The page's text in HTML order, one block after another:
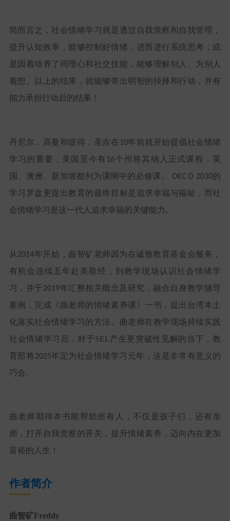
简而言之，社会情绪学习就是透过自我觉察和自我管理，
提升认知效率，能够控制好情绪，进而进行系统思考；或
是因着培养了同理心和社交技能，能够理解别人、为别人
着想。以上的结果，就能够带出明智的抉择和行动，并有
能力承担行动后的结果！
丹尼尔．高曼和彼得．圣吉在 10年前就开始提倡社会情绪
学习的重要，美国至今有 16个州将其纳入正式课程，英
国、澳洲、新加坡都列为课纲中的必修课。
OEC D 2030的
学习罗盘更提出教育的最终目标是追求幸福与福祉，而社
会情绪学习是这一代人追求幸福的关键能力。
从 2014年开始，曲智矿老师因为在诚致教育基金会服务，
有机会连续五年赴美取经，到教学现场认识社会情绪学
习，并于2019年汇整相关概念及研究，融合自身教学辅导
案例，完成《曲老师的情绪素养课》一书，提出台湾本土
化落实社会情绪学习的方法。曲老师在教学现场持续实践
社会情绪学习后，对于SEL 产生更突破性见解的当下，教
育部将 2025年定为社会情绪学习元年，这是非常有意义的
巧合。
曲老师期待本书能帮助所有人，不仅是孩子们，还有亲
师，打开自我觉察的开关，提升情绪素养，迈向内在更加
富裕的人生！
作者简介
曲智矿Freddy